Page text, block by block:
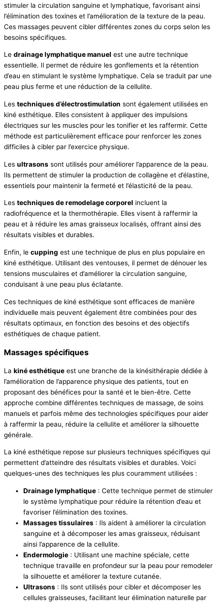
stimuler la circulation sanguine et lymphatique, favorisant ainsi
l’élimination des toxines et l’amélioration de la texture de la peau.
Ces massages peuvent cibler différentes zones du corps selon les
besoins spécifiques.
Le drainage lymphatique manuel est une autre technique
essentielle. Il permet de réduire les gonflements et la rétention
d’eau en stimulant le système lymphatique. Cela se traduit par une
peau plus ferme et une réduction de la cellulite.
Les techniques d’électrostimulation sont également utilisées en
kiné esthétique. Elles consistent à appliquer des impulsions
électriques sur les muscles pour les tonifier et les raffermir. Cette
méthode est particulièrement efficace pour renforcer les zones
difficiles à cibler par l’exercice physique.
Les ultrasons sont utilisés pour améliorer l’apparence de la peau.
Ils permettent de stimuler la production de collagène et d’élastine,
essentiels pour maintenir la fermeté et l’élasticité de la peau.
Les techniques de remodelage corporel incluent la
radiofréquence et la thermothérapie. Elles visent à raffermir la
peau et à réduire les amas graisseux localisés, offrant ainsi des
résultats visibles et durables.
Enfin, le cupping est une technique de plus en plus populaire en
kiné esthétique. Utilisant des ventouses, il permet de dénouer les
tensions musculaires et d’améliorer la circulation sanguine,
conduisant à une peau plus éclatante.
Ces techniques de kiné esthétique sont efficaces de manière
individuelle mais peuvent également être combinées pour des
résultats optimaux, en fonction des besoins et des objectifs
esthétiques de chaque patient.
Massages spécifiques
La kiné esthétique est une branche de la kinésithérapie dédiée à
l’amélioration de l’apparence physique des patients, tout en
proposant des bénéfices pour la santé et le bien-être. Cette
approche combine différentes techniques de massage, de soins
manuels et parfois même des technologies spécifiques pour aider
à raffermir la peau, réduire la cellulite et améliorer la silhouette
générale.
La kiné esthétique repose sur plusieurs techniques spécifiques qui
permettent d’atteindre des résultats visibles et durables. Voici
quelques-unes des techniques les plus couramment utilisées :
Drainage lymphatique : Cette technique permet de stimuler
le système lymphatique pour réduire la rétention d’eau et
favoriser l’élimination des toxines.
Massages tissulaires : Ils aident à améliorer la circulation
sanguine et à décomposer les amas graisseux, réduisant
ainsi l’apparence de la cellulite.
Endermologie : Utilisant une machine spéciale, cette
technique travaille en profondeur sur la peau pour remodeler
la silhouette et améliorer la texture cutanée.
Ultrasons : Ils sont utilisés pour cibler et décomposer les
cellules graisseuses, facilitant leur élimination naturelle par